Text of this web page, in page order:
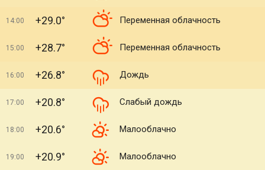
14:00 +29.0° Переменная облачность
15:00 +28.7° Переменная облачность
16:00 +26.8° Дождь
17:00 +20.8° Слабый дождь
18:00 +20.6° Малооблачно
19:00 +20.9° Малооблачно